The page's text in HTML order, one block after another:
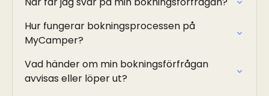
Hur fungerar bokningsprocessen på
MyCamper?
Vad händer om min bokningsförfrågan
avvisas eller löper ut?